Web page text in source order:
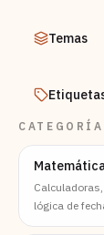
Temas
lógica de